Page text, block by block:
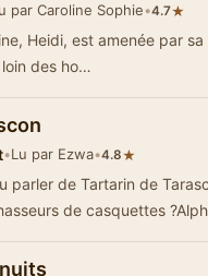
par Caroline Sophie•4.7★
Heidi, est amenée par
loin des ho…
•Lu par Ezwa•4.8★
parler de Tartarin de
de casquettes